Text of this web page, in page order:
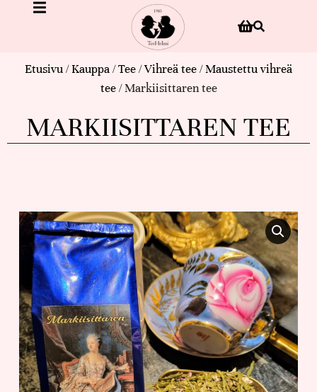
Etusivu/Kauppa/Tee/Vihreä tee/Maustettu vihreä
tee/ Markiisittaren tee
MARKIISITTAREN TEE